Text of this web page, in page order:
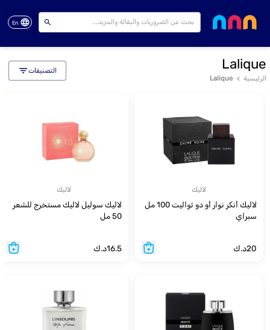
En
Lalique
الرئيسية Lalique
لاليك
لاليك أنكر نوار أو دو تواليت 100 مل
سبراي
20د.ك
لاليك
لاليك سوليل لاليك مستخرج للشعر
50 مل
16.5د.ك
التصنيفات